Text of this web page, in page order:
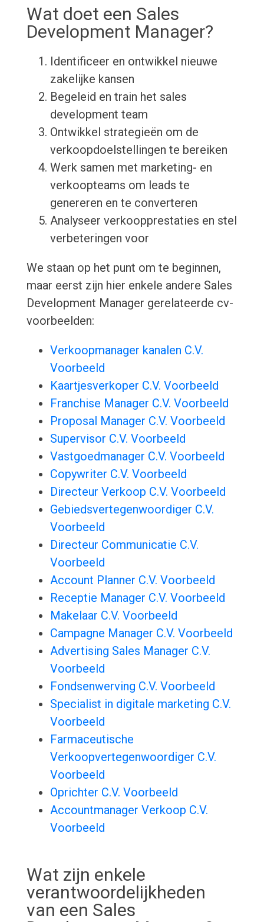
Wat doet een Sales
Development Manager?
Identificeer en ontwikkel nieuwe
zakelijke kansen
Begeleid en train het sales
development team
Ontwikkel strategieën om de
verkoopdoelstellingen te bereiken
Werk samen met marketing- en
verkoopteams om leads te
genereren en te converteren
Analyseer verkoopprestaties en stel
verbeteringen voor
We staan op het punt om te beginnen,
maar eerst zijn hier enkele andere Sales
Development Manager gerelateerde cv-
voorbeelden:
Verkoopmanager kanalen C.V.
Voorbeeld
Kaartjesverkoper C.V. Voorbeeld
Franchise Manager C.V. Voorbeeld
Proposal Manager C.V. Voorbeeld
Supervisor C.V. Voorbeeld
Vastgoedmanager C.V. Voorbeeld
Copywriter C.V. Voorbeeld
Directeur Verkoop C.V. Voorbeeld
Gebiedsvertegenwoordiger C.V.
Voorbeeld
Directeur Communicatie C.V.
Voorbeeld
Account Planner C.V. Voorbeeld
Receptie Manager C.V. Voorbeeld
Makelaar C.V. Voorbeeld
Campagne Manager C.V. Voorbeeld
Advertising Sales Manager C.V.
Voorbeeld
Fondsenwerving C.V. Voorbeeld
Specialist in digitale marketing C.V.
Voorbeeld
Farmaceutische
Verkoopvertegenwoordiger C.V.
Voorbeeld
Oprichter C.V. Voorbeeld
Accountmanager Verkoop C.V.
Voorbeeld
Wat zijn enkele
verantwoordelijkheden
van een Sales